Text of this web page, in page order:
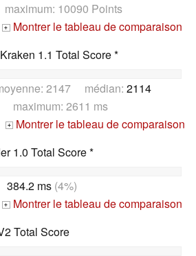
10090 Points
+ Montrer le tableau de comparaison
1.1 Total Score *
2147 médian: 2114
maximum: 2611 ms
+
Montrer le tableau de comparaison
1.0 Total Score *
384.2 ms (4%)
+ Montrer le tableau de comparaison
Total Score